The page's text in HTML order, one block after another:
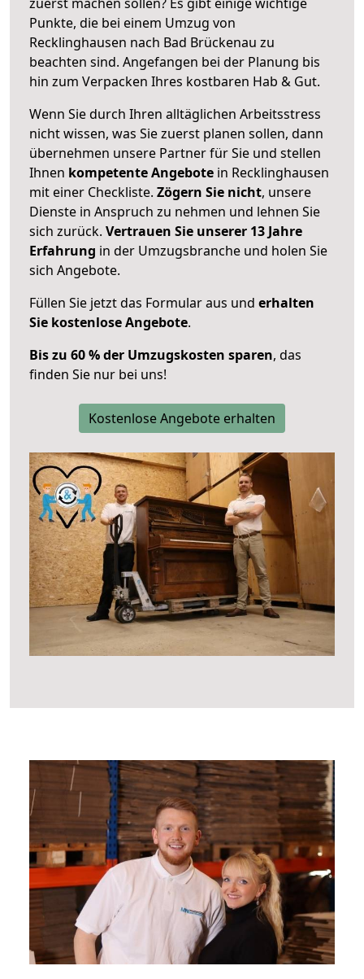
Punkte, die bei einem Umzug von
Recklinghausen nach Bad Brückenau zu
beachten sind. Angefangen bei der Planung bis
hin zum Verpacken Ihres kostbaren Hab & Gut.
Wenn Sie durch Ihren alltäglichen Arbeitsstress
nicht wissen, was Sie zuerst planen sollen, dann
übernehmen unsere Partner für Sie und stellen
Ihnen kompetente Angebote in Recklinghausen
mit einer Checkliste. Zögern Sie nicht, unsere
Dienste in Anspruch zu nehmen und lehnen Sie
sich zurück. Vertrauen Sie unserer 13 Jahre
Erfahrung in der Umzugsbranche und holen Sie
sich Angebote.
Füllen Sie jetzt das Formular aus und erhalten
Sie kostenlose Angebote.
Bis zu 60 % der Umzugskosten sparen, das
finden Sie nur bei uns!
Kostenlose Angebote erhalten